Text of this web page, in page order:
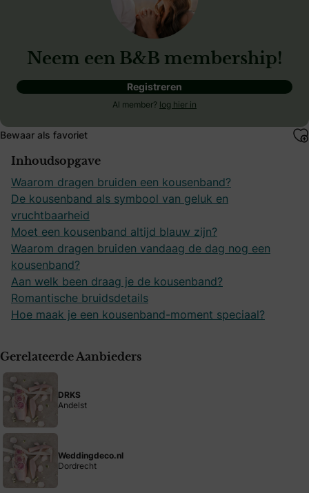
Neem een B&B membership!
Registreren
Al member? log hier in
Bewaar als favoriet
Inhoudsopgave
Waarom dragen bruiden een kousenband?
De kousenband als symbool van geluk en
vruchtbaarheid
Moet een kousenband altijd blauw zijn?
Waarom dragen bruiden vandaag de dag nog een
kousenband?
Aan welk been draag je de kousenband?
Romantische bruidsdetails
Hoe maak je een kousenband-moment speciaal?
Gerelateerde Aanbieders
DRKS
Andelst
Weddingdeco.nl
Dordrecht